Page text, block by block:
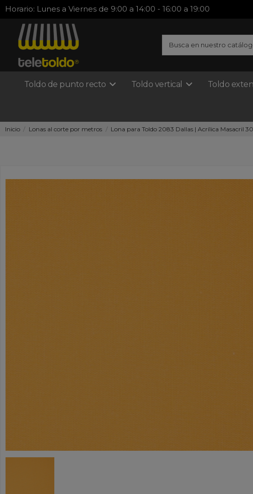
Horario: Lunes a Viernes de 9:00 a 14:00 - 16:00 a 19:00
Toldo de punto recto Toldo vertical Toldo
Inicio Lonas al corte por metros Lona para Toldo 2083 Dallas | Acrílica Masacril